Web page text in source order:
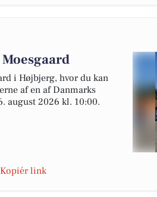
i Højbjerg, hvor du kan
af en af Danmarks
august 2026 kl. 10:00.
Kopiér link